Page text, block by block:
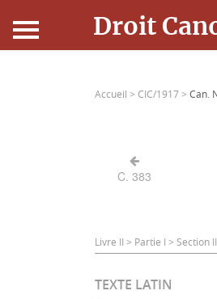
Droit
Connexion
Accueil > CIC/1917 > Can.
C. 383
Livre II > Partie I > Section
TEXTE LATIN